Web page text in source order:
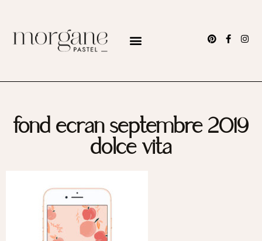
fond ecran septembre 2019
dolce vita